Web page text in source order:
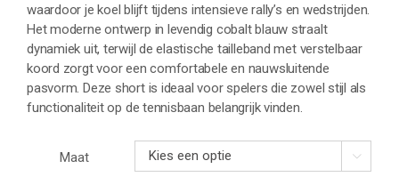
waardoor je koel blijft tijdens intensieve rally’s en wedstrijden.
Het moderne ontwerp in levendig cobalt blauw straalt
dynamiek uit, terwijl de elastische tailleband met verstelbaar
koord zorgt voor een comfortabele en nauwsluitende
pasvorm. Deze short is ideaal voor spelers die zowel stijl als
functionaliteit op de tennisbaan belangrijk vinden.
Maat 